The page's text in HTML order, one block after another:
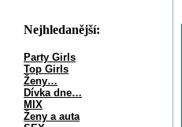
Nejhledanější:
Party Girls
Top Girls
Ženy…
Dívka dne…
MIX
Ženy a auta